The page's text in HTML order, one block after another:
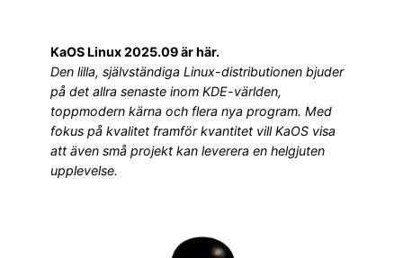
KaOS Linux 2025.09 är här.
Den lilla, självständiga Linux-distributionen bjuder
på det allra senaste inom KDE-världen,
toppmodern kärna och flera nya program. Med
fokus på kvalitet framför kvantitet vill KaOS visa
att även små projekt kan leverera en helgjuten
upplevelse.